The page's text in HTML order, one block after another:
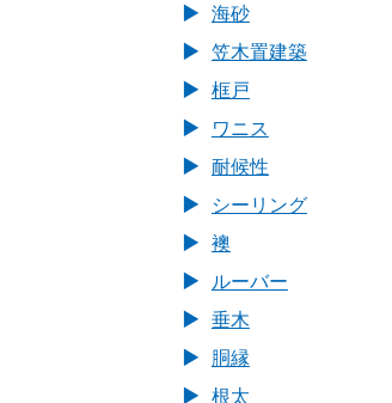
海砂
笠木置建築
框戸
ワニス
耐候性
シーリング
襖
ルーバー
垂木
胴縁
根太